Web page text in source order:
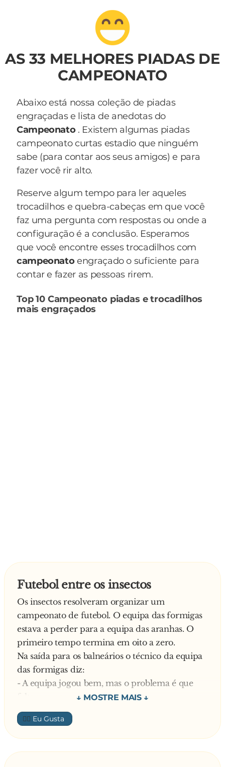
AS 33 MELHORES PIADAS DE
CAMPEONATO
Abaixo está nossa coleção de piadas
engraçadas e lista de anedotas do
Campeonato. Existem algumas piadas
campeonato curtas estadio que ninguém
sabe (para contar aos seus amigos) e para
fazer você rir alto.
Reserve algum tempo para ler aqueles
trocadilhos e quebra-cabeças em que você
faz uma pergunta com respostas ou onde a
configuração é a conclusão. Esperamos
que você encontre esses trocadilhos com
campeonatoengraçado o suficiente para
contar e fazer as pessoas rirem.
Top 10 Campeonato piadas e trocadilhos
mais engraçados
Futebol entre os insectos
Os insectos resolveram organizar um
campeonato de futebol. O equipa das formigas
estava a perder para a equipa das aranhas. O
primeiro tempo termina em oito a zero.
Na saída para os balneários o técnico da equipa
das formigas diz:
- A equipa jogou bem, mas o problema é que
faltaram pernas
No segundo tempo, entra a centopeia para a
equipa das formigas, que reage e o jogo acabou
empatado.
- Por que ela não jogou logo no primeiro
👍🏼